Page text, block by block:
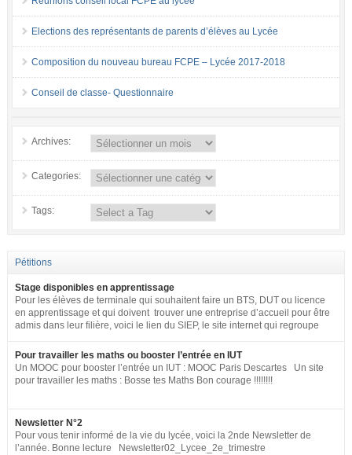
Elections des représentants de parents d’élèves au Lycée
Composition du nouveau bureau FCPE – Lycée 2017-2018
Conseil de classe- Questionnaire
Archives:
Categories:
Tags:
Pétitions
Stage disponibles en apprentissage
Pour les élèves de terminale qui souhaitent faire un BTS, DUT ou licence
en apprentissage et qui doivent trouver une entreprise d’accueil pour être
admis dans leur filière, voici le lien du SIEP, le site internet qui regroupe
pour toute la fonction publique + SNCF. http://www.fonction-
publique.gouv.fr/biep/bienvenue-sur-la-bourse-interministerielle-de-
lemploi-public
Pour travailler les maths ou booster l’entrée en IUT
Un MOOC pour booster l’entrée un IUT : MOOC Paris Descartes Un site
pour travailler les maths : Bosse tes Maths Bon courage !!!!!!!!
Newsletter N°2
Pour vous tenir informé de la vie du lycée, voici la 2nde Newsletter de
l’année. Bonne lecture Newsletter02_Lycee_2e_trimestre